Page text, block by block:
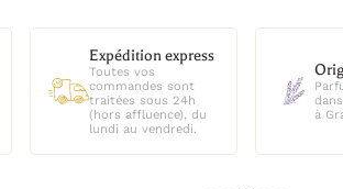
Origine produit
Parfums fabriqués
dans l'usine familiale
à Grasse